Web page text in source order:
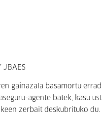
JBAES
gainazala basamortu
agente batek, kasu
zerbait deskubrituko du.